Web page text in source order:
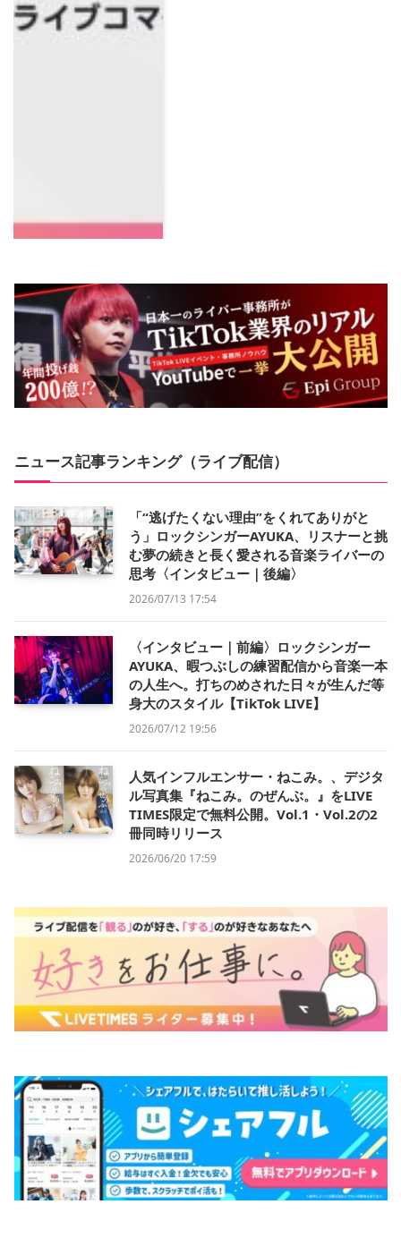
ニュース記事ランキング（ライブ配信）
「“逃げたくない理由”をくれてありがと
う」ロックシンガーAYUKA、リスナーと挑
む夢の続きと長く愛される音楽ライバーの
思考〈インタビュー｜後編〉
2026/07/13 17:54
〈インタビュー｜前編〉ロックシンガー
AYUKA、暇つぶしの練習配信から音楽一本
の人生へ。打ちのめされた日々が生んだ等
身大のスタイル【TikTok LIVE】
2026/07/12 19:56
人気インフルエンサー・ねこみ。、デジタ
ル写真集『ねこみ。のぜんぶ。』をLIVE
TIMES限定で無料公開。Vol.1・Vol.2の2
冊同時リリース
2026/06/20 17:59